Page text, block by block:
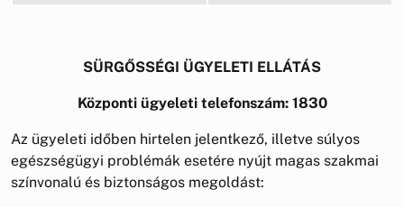
SÜRGŐSSÉGI ÜGYELETI ELLÁTÁS
Központi ügyeleti telefonszám: 1830
Az ügyeleti időben hirtelen jelentkező, illetve súlyos
egészségügyi problémák esetére nyújt magas szakmai
színvonalú és biztonságos megoldást: